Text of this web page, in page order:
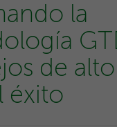
la
de
éxito